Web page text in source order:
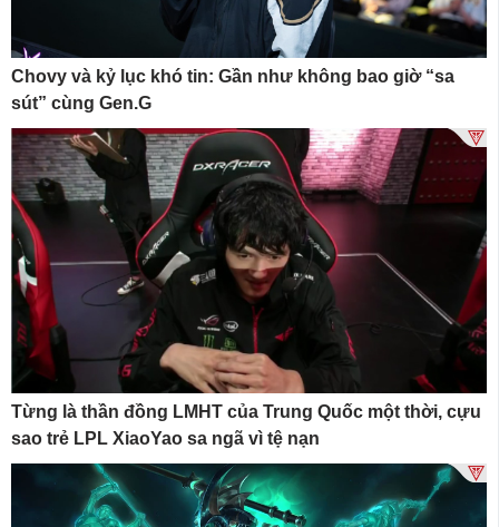
Chovy và kỷ lục khó tin: Gần như không bao giờ “sa
sút” cùng Gen.G
Từng là thần đồng LMHT của Trung Quốc một thời, cựu
sao trẻ LPL XiaoYao sa ngã vì tệ nạn